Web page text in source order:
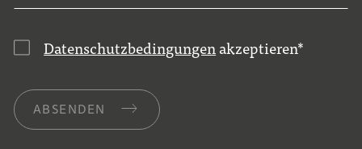
Datenschutzbedingungen akzeptieren*
ABSENDEN